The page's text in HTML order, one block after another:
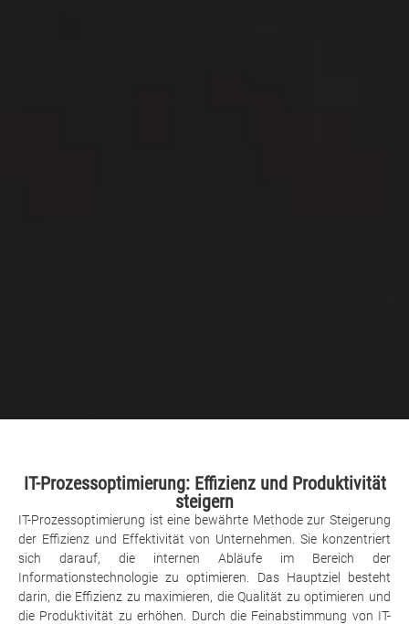
IT-Prozessoptimierung: Effizienz und Produktivität
steigern
IT-Prozessoptimierung ist eine bewährte Methode zur Steigerung
der Effizienz und Effektivität von Unternehmen. Sie konzentriert
sich darauf, die internen Abläufe im Bereich der
Informationstechnologie zu optimieren. Das Hauptziel besteht
darin, die Effizienz zu maximieren, die Qualität zu optimieren und
die Produktivität zu erhöhen. Durch die Feinabstimmung von IT-